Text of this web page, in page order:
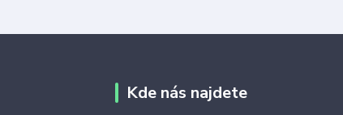
Kde nás najdete